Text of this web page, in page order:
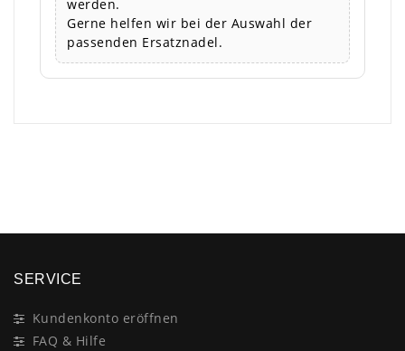
werden.
Gerne helfen wir bei der Auswahl der
passenden Ersatznadel.
SERVICE
Kundenkonto eröffnen
FAQ & Hilfe